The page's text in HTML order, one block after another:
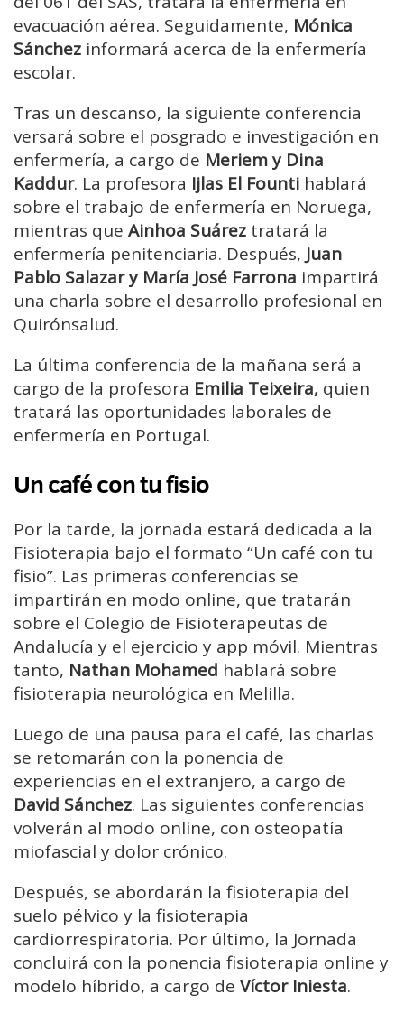
evacuación aérea. Seguidamente, Mónica
Sánchez informará acerca de la enfermería
escolar.
Tras un descanso, la siguiente conferencia
versará sobre el posgrado e investigación en
enfermería, a cargo de Meriem y Dina
Kaddur. La profesora Ijlas El Founti hablará
sobre el trabajo de enfermería en Noruega,
mientras que Ainhoa Suárez tratará la
enfermería penitenciaria. Después, Juan
Pablo Salazar y María José Farrona impartirá
una charla sobre el desarrollo profesional en
Quirónsalud.
La última conferencia de la mañana será a
cargo de la profesora Emilia Teixeira, quien
tratará las oportunidades laborales de
enfermería en Portugal.
Un café con tu fisio
Por la tarde, la jornada estará dedicada a la
Fisioterapia bajo el formato “Un café con tu
fisio”. Las primeras conferencias se
impartirán en modo online, que tratarán
sobre el Colegio de Fisioterapeutas de
Andalucía y el ejercicio y app móvil. Mientras
tanto, Nathan Mohamed hablará sobre
fisioterapia neurológica en Melilla.
Luego de una pausa para el café, las charlas
se retomarán con la ponencia de
experiencias en el extranjero, a cargo de
David Sánchez. Las siguientes conferencias
volverán al modo online, con osteopatía
miofascial y dolor crónico.
Después, se abordarán la fisioterapia del
suelo pélvico y la fisioterapia
cardiorrespiratoria. Por último, la Jornada
concluirá con la ponencia fisioterapia online y
modelo híbrido, a cargo de Víctor Iniesta.